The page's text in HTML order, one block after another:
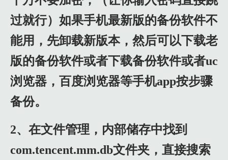
过就行）如果手机最新版的备份软件不
能用，先卸载新版本，然后可以下载老
版的备份软件或者下载备份软件或者uc
浏览器，百度浏览器等手机app按步骤
备份。
2、在文件管理，内部储存中找到
com.tencent.mm.db文件夹，直接搜索